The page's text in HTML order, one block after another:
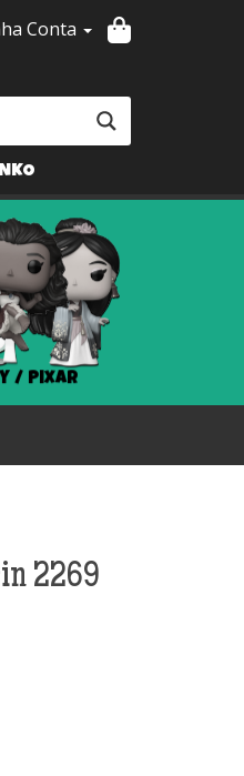
Conta
/ Pixar
2269